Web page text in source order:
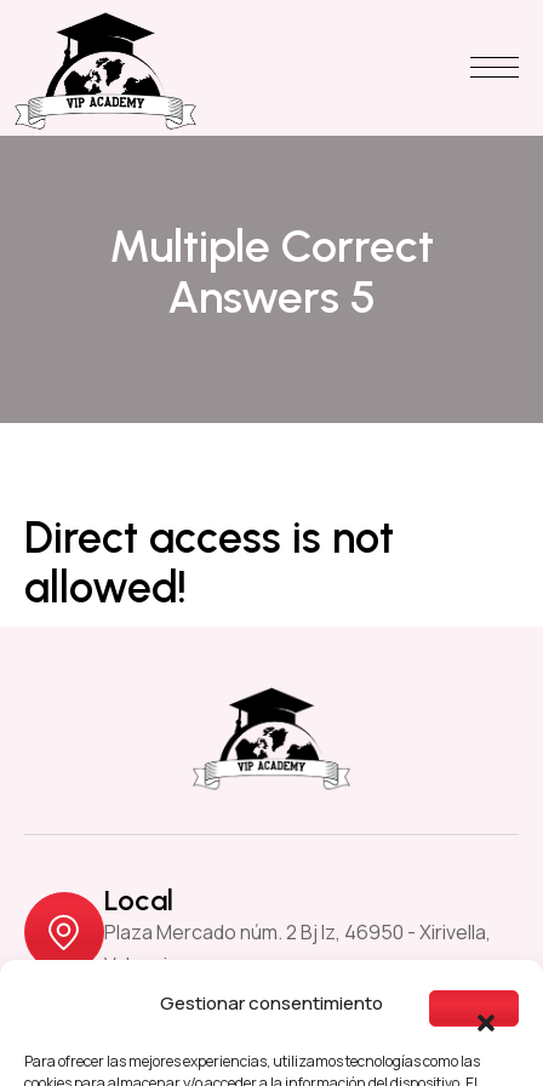
Gestionar consentimiento
Para ofrecer las mejores experiencias, utilizamos tecnologías como las
Multiple Correct
Answers 5
Direct access is not
allowed!
Local
Plaza Mercado núm. 2 Bj Iz, 46950 - Xirivella,
Valencia